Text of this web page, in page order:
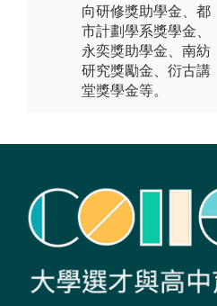
向研修獎助學金、都
市計劃學系獎學金、
永奕獎助學金、南紡
研究獎勵金、衍古講
堂獎學金等。